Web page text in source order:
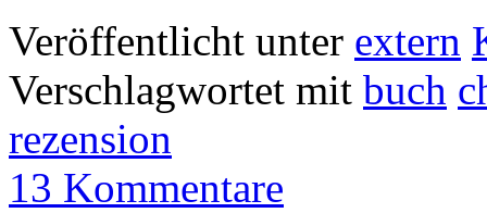
Veröffentlicht unter extern
Verschlagwortet mit buch
rezension
13 Kommentare